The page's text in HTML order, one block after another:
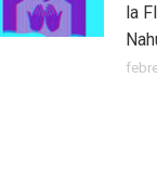
la